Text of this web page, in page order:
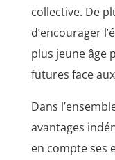
collective. De
d’encourager
plus jeune âge
futures face
Dans
avantages
en compte ses